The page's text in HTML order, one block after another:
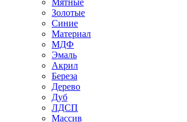
Золотые
Синие
Материал
МДФ
Эмаль
Акрил
Береза
Дерево
Дуб
ЛДСП
Массив